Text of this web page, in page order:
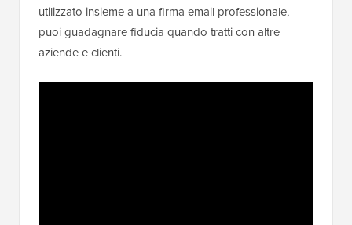
utilizzato insieme a una firma email professionale,
puoi guadagnare fiducia quando tratti con altre
aziende e clienti.